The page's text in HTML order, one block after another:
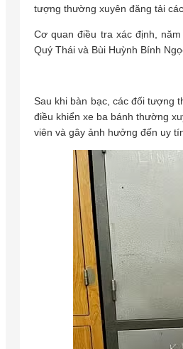
tượng thường xuyên đăng tải
Cơ quan điều tra xác định,
Quý Thái và Bùi Huỳnh Bính
Sau khi bàn bạc, các đối tượng
điều khiển xe ba bánh thường
viên và gây ảnh hưởng đến uy